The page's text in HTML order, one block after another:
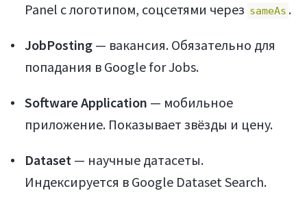
Panel с логотипом, соцсетями через sameAs .
JobPosting — вакансия. Обязательно для
попадания в Google for Jobs.
Software Application — мобильное
приложение. Показывает звёзды и цену.
Dataset — научные датасеты.
Индексируется в Google Dataset Search.